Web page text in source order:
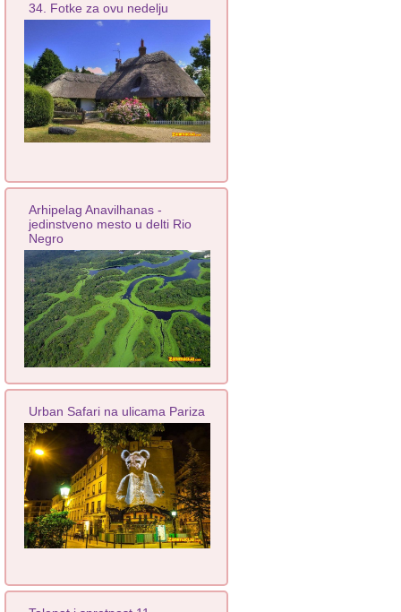
34. Fotke za ovu nedelju
Arhipelag Anavilhanas -
jedinstveno mesto u delti Rio
Negro
Urban Safari na ulicama Pariza